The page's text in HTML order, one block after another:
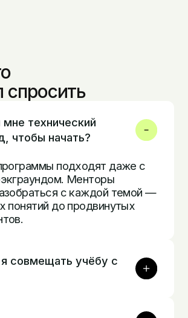
спросить
технический
чтобы начать?
подходят даже с
Менторы
с каждой темой —
понятий до продвинутых
совмещать учёбу с